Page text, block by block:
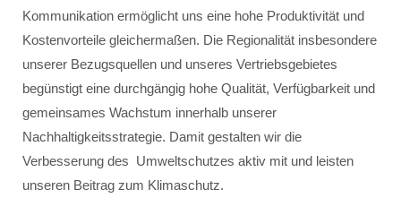
Kommunikation ermöglicht uns eine hohe Produktivität und
Kostenvorteile gleichermaßen. Die Regionalität insbesondere
unserer Bezugsquellen und unseres Vertriebsgebietes
begünstigt eine durchgängig hohe Qualität, Verfügbarkeit und
gemeinsames Wachstum innerhalb unserer
Nachhaltigkeitsstrategie. Damit gestalten wir die
Verbesserung des Umweltschutzes aktiv mit und leisten
unseren Beitrag zum Klimaschutz.